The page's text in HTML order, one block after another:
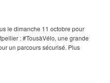
le dimanche 11 octobre pour
: #TousàVélo, une grande
un parcours sécurisé. Plus